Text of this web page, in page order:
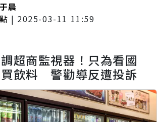
晨
| 2025-03-11 11:59
超商監視器！只為看國
飲料 警勸導反遭投訴